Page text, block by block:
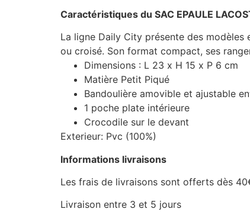
Caractéristiques du SAC EPAULE
La ligne Daily City présente des modèles
ou croisé. Son format compact, ses
Dimensions : L 23 x H 15 x P 6 cm
Matière Petit Piqué
Bandoulière amovible et ajustable
1 poche plate intérieure
Crocodile sur le devant
Exterieur: Pvc (100%)
Informations livraisons
Les frais de livraisons sont offerts dès
Livraison entre 3 et 5 jours